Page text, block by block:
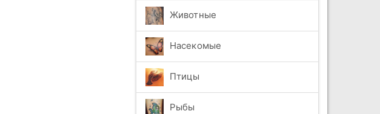
Животные
Насекомые
Птицы
Рыбы